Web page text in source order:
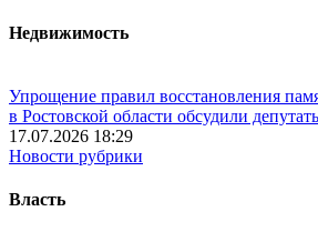
Недвижимость
Упрощение правил восстановления
в Ростовской области обсудили
17.07.2026 18:29
Новости рубрики
Власть